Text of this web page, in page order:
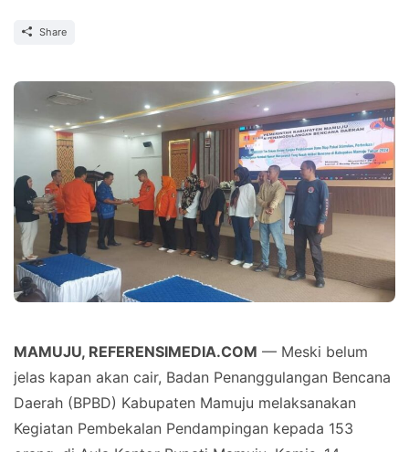
Share
MAMUJU, REFERENSIMEDIA.COM — Meski belum
jelas kapan akan cair, Badan Penanggulangan Bencana
Daerah (BPBD) Kabupaten Mamuju melaksanakan
Kegiatan Pembekalan Pendampingan kepada 153